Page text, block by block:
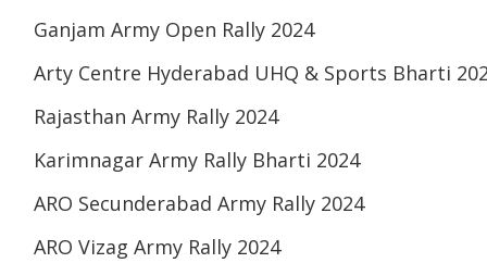
Ganjam Army Open Rally 2024
Arty Centre Hyderabad UHQ & Sports Bharti
Rajasthan Army Rally 2024
Karimnagar Army Rally Bharti 2024
ARO Secunderabad Army Rally 2024
ARO Vizag Army Rally 2024